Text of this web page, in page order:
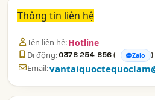
Thông tin liên hệ
Tên liên hệ:Hotline
Di động:0378 254 856( Zalo )
Email: